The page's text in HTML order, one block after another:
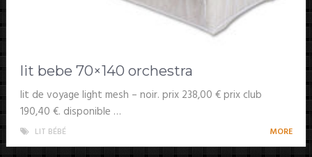
lit bebe 70×140 orchestra
lit de voyage light mesh – noir. prix 238,00 € prix club
190,40 €. disponible …
LIT BÉBÉ MORE